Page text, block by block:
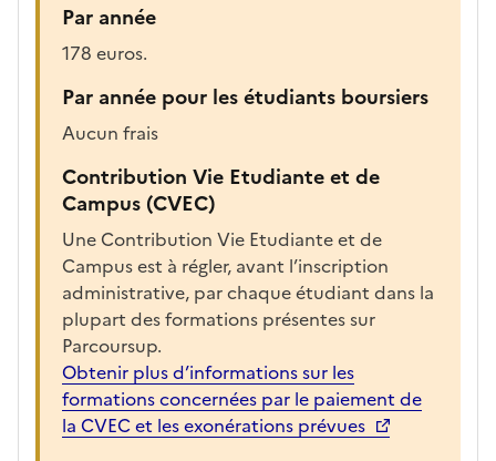
s
a
e
c
h
a
g
é
e
Par année
178 euros.
Par année pour les étudiants boursiers
Aucun frais
Contribution Vie Etudiante et de
Campus (CVEC)
Une Contribution Vie Etudiante et de
Campus est à régler, avant l’inscription
administrative, par chaque étudiant dans la
plupart des formations présentes sur
Parcoursup.
Obtenir plus d’informations sur les
formations concernées par le paiement de
la CVEC et les exonérations prévues